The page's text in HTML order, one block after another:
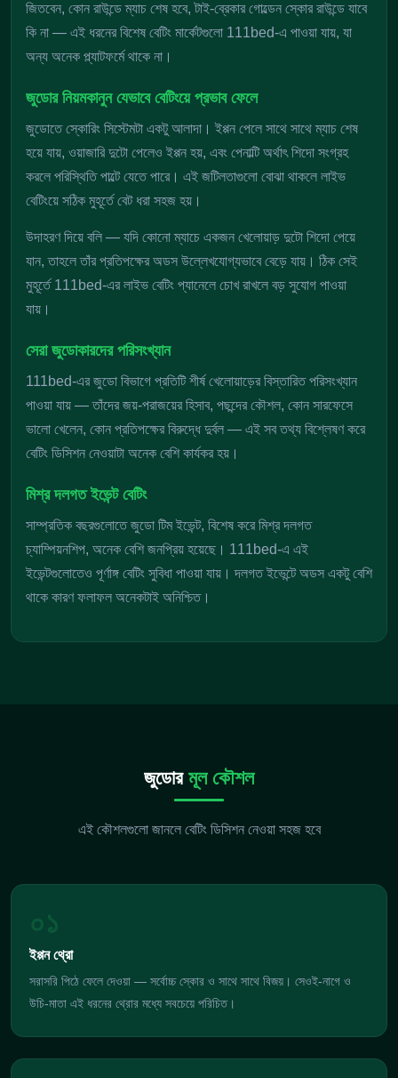
জিতবেন, কোন রাউন্ডে ম্যাচ শেষ হবে, টাই-ব্রেকার গোল্ডেন স্কোর রাউন্ডে যাবে
কি না — এই ধরনের বিশেষ বেটিং মার্কেটগুলো 111bed-এ পাওয়া যায়, যা
অন্য অনেক প্ল্যাটফর্মে থাকে না।
জুডোর নিয়মকানুন যেভাবে বেটিংয়ে প্রভাব ফেলে
জুডোতে স্কোরিং সিস্টেমটা একটু আলাদা। ইপ্পন পেলে সাথে সাথে ম্যাচ শেষ
হয়ে যায়, ওয়াজারি দুটো পেলেও ইপ্পন হয়, এবং পেনাল্টি অর্থাৎ শিদো সংগ্রহ
করলে পরিস্থিতি পাল্টে যেতে পারে। এই জটিলতাগুলো বোঝা থাকলে লাইভ
বেটিংয়ে সঠিক মুহূর্তে বেট ধরা সহজ হয়।
উদাহরণ দিয়ে বলি — যদি কোনো ম্যাচে একজন খেলোয়াড় দুটো শিদো পেয়ে
যান, তাহলে তাঁর প্রতিপক্ষের অডস উল্লেখযোগ্যভাবে বেড়ে যায়। ঠিক সেই
মুহূর্তে 111bed-এর লাইভ বেটিং প্যানেলে চোখ রাখলে বড় সুযোগ পাওয়া
যায়।
সেরা জুডোকারদের পরিসংখ্যান
111bed-এর জুডো বিভাগে প্রতিটি শীর্ষ খেলোয়াড়ের বিস্তারিত পরিসংখ্যান
পাওয়া যায় — তাঁদের জয়-পরাজয়ের হিসাব, পছন্দের কৌশল, কোন সারফেসে
ভালো খেলেন, কোন প্রতিপক্ষের বিরুদ্ধে দুর্বল — এই সব তথ্য বিশ্লেষণ করে
বেটিং ডিসিশন নেওয়াটা অনেক বেশি কার্যকর হয়।
মিশ্র দলগত ইভেন্ট বেটিং
সাম্প্রতিক বছরগুলোতে জুডো টিম ইভেন্ট, বিশেষ করে মিশ্র দলগত
চ্যাম্পিয়নশিপ, অনেক বেশি জনপ্রিয় হয়েছে। 111bed-এ এই
ইভেন্টগুলোতেও পূর্ণাঙ্গ বেটিং সুবিধা পাওয়া যায়। দলগত ইভেন্টে অডস একটু বেশি
থাকে কারণ ফলাফল অনেকটাই অনিশ্চিত।
জুডোর মূল কৌশল
এই কৌশলগুলো জানলে বেটিং ডিসিশন নেওয়া সহজ হবে
০১
ইপ্পন থ্রো
সরাসরি পিঠে ফেলে দেওয়া — সর্বোচ্চ স্কোর ও সাথে সাথে বিজয়। সেওই-নাগে ও
উচি-মাতা এই ধরনের থ্রোর মধ্যে সবচেয়ে পরিচিত।